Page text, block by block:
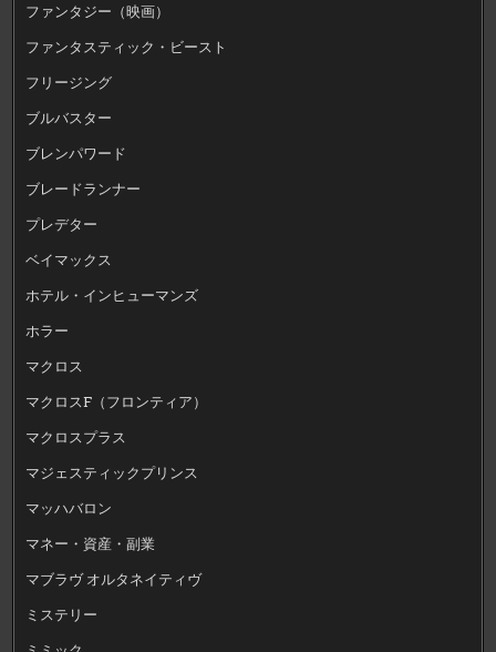
ファンタジー（映画）
ファンタスティック・ビースト
フリージング
ブルバスター
ブレンパワード
ブレードランナー
プレデター
ベイマックス
ホテル・インヒューマンズ
ホラー
マクロス
マクロスF（フロンティア）
マクロスプラス
マジェスティックプリンス
マッハバロン
マネー・資産・副業
マブラヴ オルタネイティヴ
ミステリー